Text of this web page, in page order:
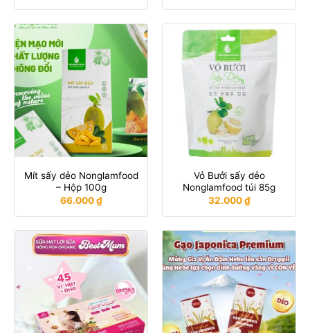
Mít sấy dẻo Nonglamfood
– Hộp 100g
66.000₫
Vỏ Bưởi sấy dẻo
Nonglamfood túi 85g
32.000₫